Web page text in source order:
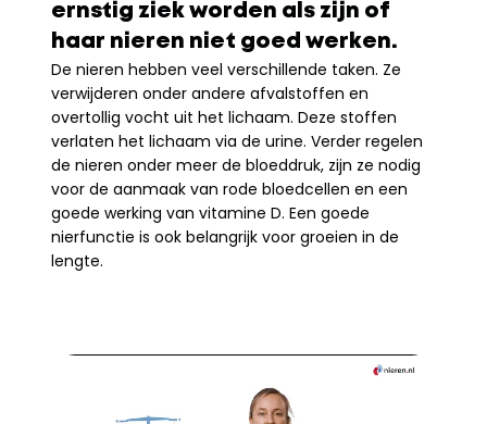
ernstig ziek worden als zijn of
haar nieren niet goed werken.
De nieren hebben veel verschillende taken. Ze
verwijderen onder andere afvalstoffen en
overtollig vocht uit het lichaam. Deze stoffen
verlaten het lichaam via de urine. Verder regelen
de nieren onder meer de bloeddruk, zijn ze nodig
voor de aanmaak van rode bloedcellen en een
goede werking van vitamine D. Een goede
nierfunctie is ook belangrijk voor groeien in de
lengte.